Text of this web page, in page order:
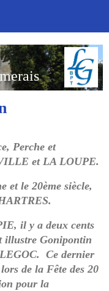
Perche et
et LA LOUPE.
et le 20ème siècle,
il y a deux cents
illustre Gonipontin
Ce dernier
de la Fête des 20
pour la